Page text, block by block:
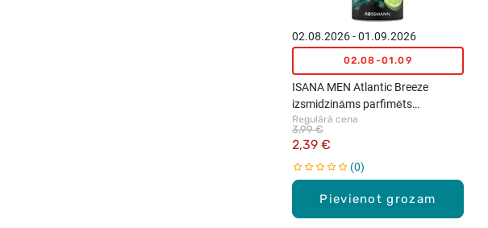
Pievienot grozam
02.08.2026 - 01.09.2026
02.08-01.09
ISANA MEN Atlantic Breeze
izsmidzināms parfimēts
dezodorants, 150ml
Regulārā cena
2,39 €
3,99 €
0